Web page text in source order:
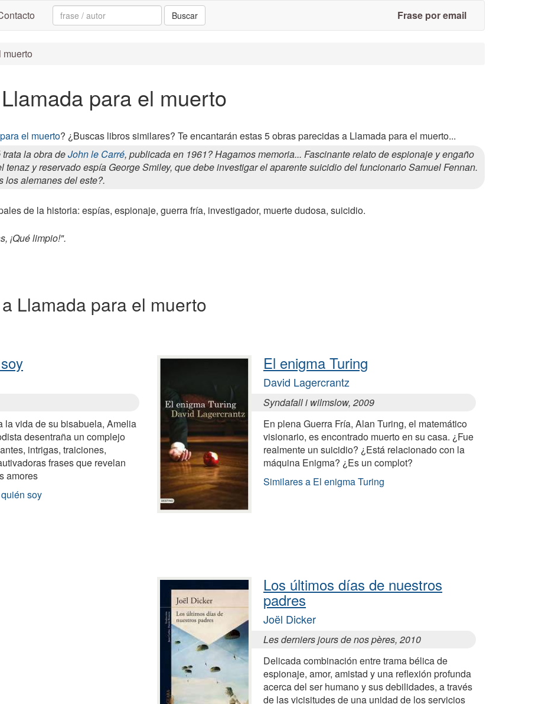
Search: Buscar Frase por email
para el muerto
el muerto? ¿Buscas libros similares? Te encantarán estas 5 obras parecidas a Llamada para el muerto...
la obra deJohn le Carré, publicada en 1961? Hagamos memoria... Fascinante relato de espionaje y engaño
tenaz y reservado espía George Smiley, que debe investigar el aparente suicidio del funcionario Samuel Fennan.
los alemanes del este?.
de la historia: espías, espionaje, guerra fría, investigador, muerte dudosa, suicidio.
¡Qué limpio!".
Llamada para el muerto
la vida de su bisabuela, Amelia
desentraña un complejo
intrigas, traiciones,
frases que revelan
amores
soy
El enigma Turing
David Lagercrantz
Syndafall i wilmslow, 2009
En plena Guerra Fría, Alan Turing, el matemático
visionario, es encontrado muerto en su casa. ¿Fue
realmente un suicidio? ¿Está relacionado con la
máquina Enigma? ¿Es un complot?
Similares a El enigma Turing
Los últimos días de nuestros
padres
Joël Dicker
Les derniers jours de nos pères, 2010
Delicada combinación entre trama bélica de
espionaje, amor, amistad y una reflexión profunda
acerca del ser humano y sus debilidades, a través
de las vicisitudes de una unidad de los servicios